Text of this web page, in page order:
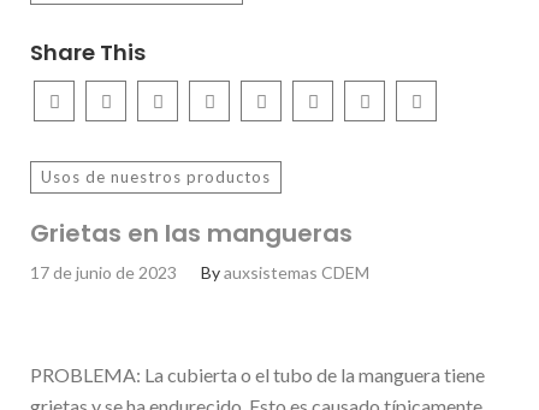
Share This
Usos de nuestros productos
Grietas en las mangueras
17 de junio de 2023 Byauxsistemas CDEM
PROBLEMA: La cubierta o el tubo de la manguera tiene